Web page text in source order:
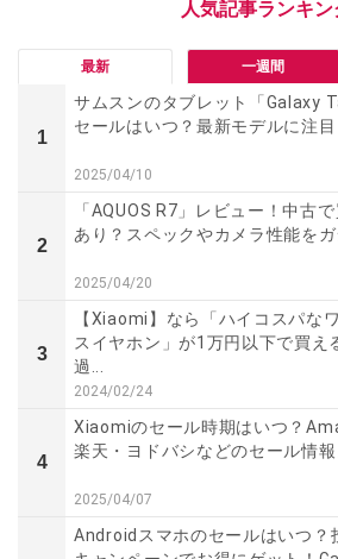
最新 一週間
1
サムスンのタブレット「Galaxy
セールはいつ？最新モデルに注目
2025/04/10
2
「AQUOS R7」レビュー！中古
あり？スペックやカメラ性能をガ
2025/04/20
3
【Xiaomi】なら「ハイコスパな
スイヤホン」が1万円以下で買え
過...
2024/02/24
4
Xiaomiのセール時期はいつ？
楽天・ヨドバシなどのセール情報
2025/04/07
Androidスマホのセールはいつ？